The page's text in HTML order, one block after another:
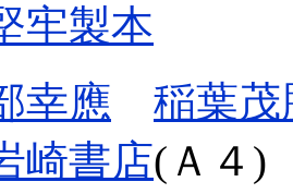
牢製本
幸應
稲葉茂
崎書店(Ａ４)